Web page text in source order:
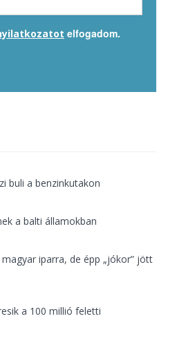
elfogadom.
buli a benzinkutakon
a balti államokban
iparra, de épp „jókor” jött
a 100 millió feletti